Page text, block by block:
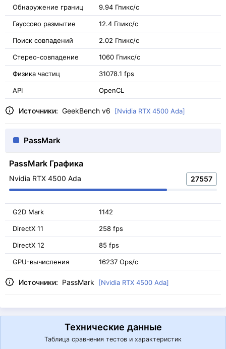
Обнаружение границ 9.94 Гпикс/с
Гауссово размытие 12.4 Гпикс/с
Поиск совпадений 2.02 Гпикс/с
Стерео-совпадение 1060 Гпикс/с
Физика частиц 31078.1 fps
API OpenCL
Источники: GeekBench v6 [Nvidia RTX 4500 Ada]
PassMark
PassMark Графика
Nvidia RTX 4500 Ada 27557
G2D Mark 1142
DirectX 11 258 fps
DirectX 12 85 fps
GPU-вычисления 16237 Ops/с
Источники: PassMark [Nvidia RTX 4500 Ada]
Технические данные
Таблица сравнения тестов и характеристик